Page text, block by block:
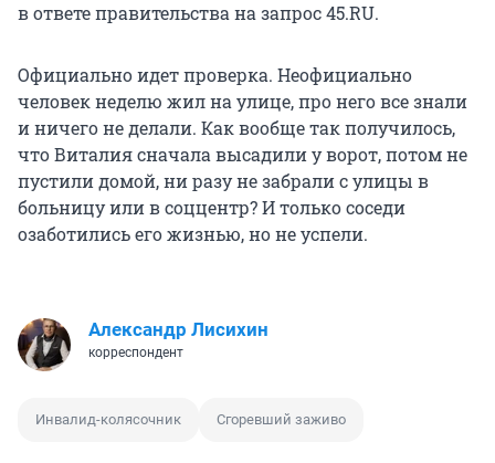
в ответе правительства на запрос 45.RU.
Официально идет проверка. Неофициально
человек неделю жил на улице, про него все знали
и ничего не делали. Как вообще так получилось,
что Виталия сначала высадили у ворот, потом не
пустили домой, ни разу не забрали с улицы в
больницу или в соццентр? И только соседи
озаботились его жизнью, но не успели.
Александр Лисихин
корреспондент
Инвалид-колясочник Сгоревший заживо